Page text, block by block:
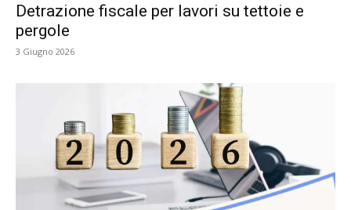
Detrazione fiscale per lavori su tettoie e
pergole
3 Giugno 2026